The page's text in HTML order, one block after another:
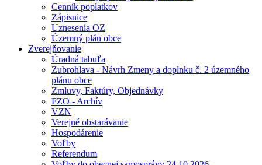
Cenník poplatkov
Zápisnice
Uznesenia OZ
Územný plán obce
Zverejňovanie
Úradná tabuľa
Zubrohlava - Návrh Zmeny a doplnku č. 2 územného
plánu obce
Zmluvy, Faktúry, Objednávky
FZO - Archív
VZN
Verejné obstarávanie
Hospodárenie
Voľby
Referendum